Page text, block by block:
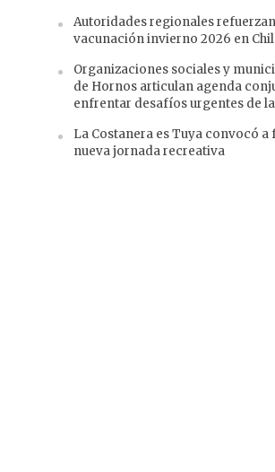
Autoridades regionales
vacunación invierno 2026 en
Organizaciones sociales y
de Hornos articulan agenda
enfrentar desafíos urgentes de
La Costanera es Tuya convocó a
nueva jornada recreativa